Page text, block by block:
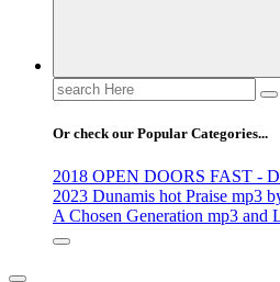
Search
for:
Or check our Popular Categories...
2018 OPEN DOORS FAST -
2023 Dunamis hot Praise mp3
A Chosen Generation mp3 and